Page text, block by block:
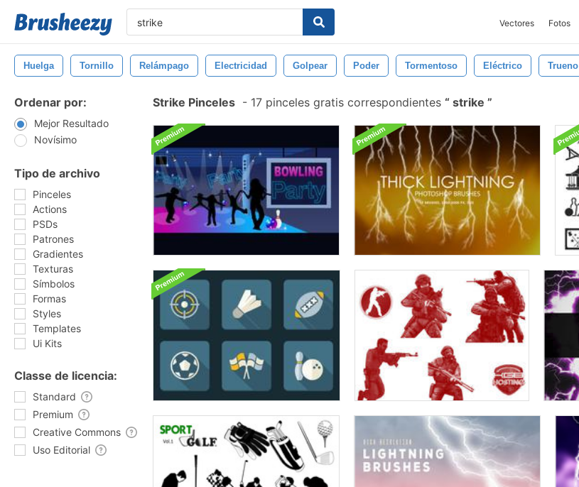
Vectores Fotos
Huelga Tornillo Relámpago Electricidad Golpear Poder Tormentoso Eléctrico Trueno
Ordenar por:
Mejor Resultado
Novísimo
Tipo de archivo
Pinceles
Actions
PSDs
Patrones
Gradientes
Texturas
Símbolos
Formas
Styles
Templates
Ui Kits
Classe de licencia:
Standard
Premium
Creative Commons
Uso Editorial
Strike Pinceles - 17 pinceles gratis correspondientes strike